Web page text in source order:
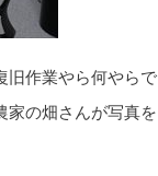
旧作業やら何やらで
家の畑さんが写真を